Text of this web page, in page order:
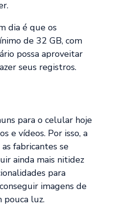
dia é que os
de 32 GB, com
possa aproveitar
seus registros.
para o celular hoje
e vídeos. Por isso, a
fabricantes se
ainda mais nitidez
para
imagens de
pouca luz.